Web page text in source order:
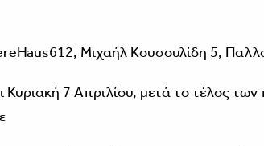
Μιχαήλ Κουσουλίδη 5,
7 Απριλίου, μετά το τέλος